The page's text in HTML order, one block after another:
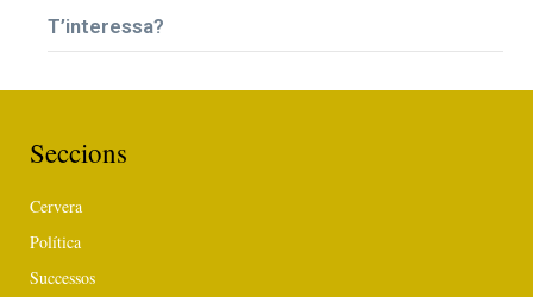
T’interessa?
Seccions
Cervera
Política
Successos